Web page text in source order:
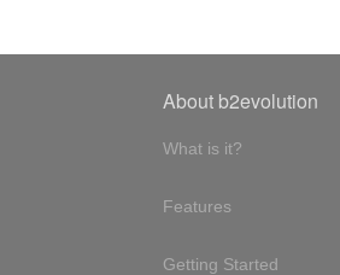
About b2evolution
What is it?
Features
Getting Started